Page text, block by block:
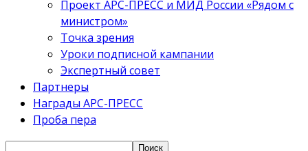
Проект АРС-ПРЕСС и МИД России «Рядом с
министром»
Точка зрения
Уроки подписной кампании
Экспертный совет
Партнеры
Награды АРС-ПРЕСС
Проба пера